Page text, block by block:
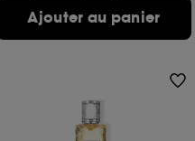
Ajouter au panier